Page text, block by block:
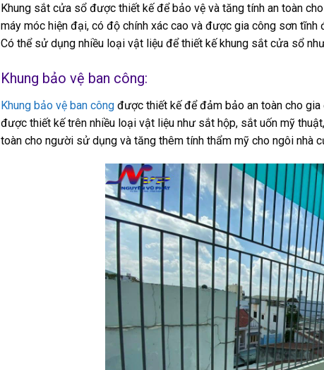
Khung sắt cửa sổ được thiết kế để bảo vệ và tăng tính an toàn
máy móc hiện đại, có độ chính xác cao và được gia công sơn
Có thể sử dụng nhiều loại vật liệu để thiết kế khung sắt cửa sổ
Khung bảo vệ ban công:
Khung bảo vệ ban côngđược thiết kế để đảm bảo an toàn cho gia
được thiết kế trên nhiều loại vật liệu như sắt hộp, sắt uốn mỹ
toàn cho người sử dụng và tăng thêm tính thẩm mỹ cho ngôi nhà